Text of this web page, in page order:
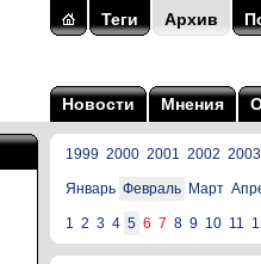
Теги Архив
Новости Мнения
1999 2000 2001 2002 2003
Январь Февраль Март
1 2 3 4 5 6 7 8 9 10 11